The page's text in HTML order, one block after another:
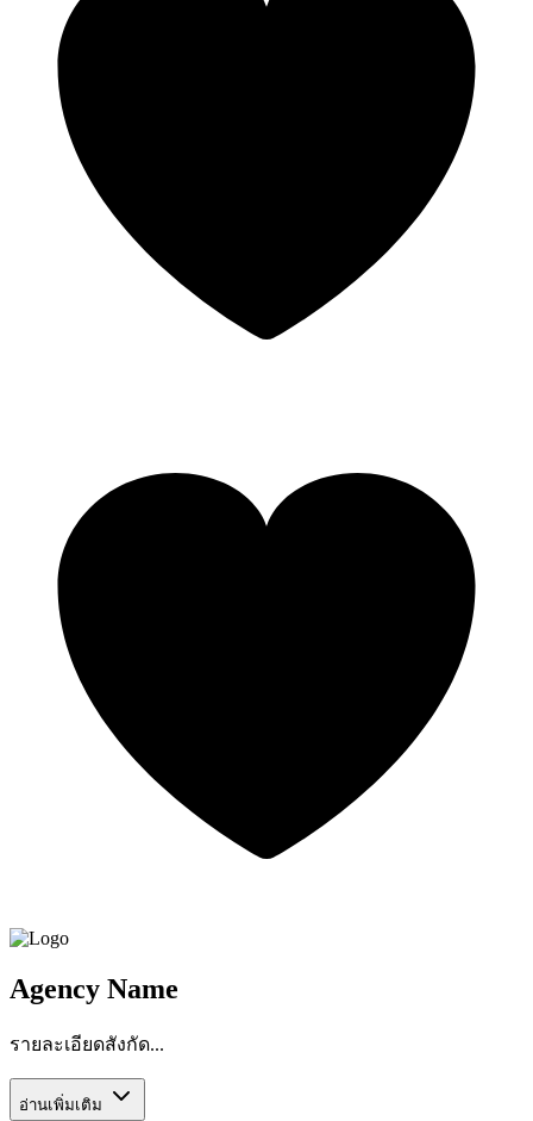
Agency Name
รายละเอียดสังกัด...
อ่านเพิ่มเติม